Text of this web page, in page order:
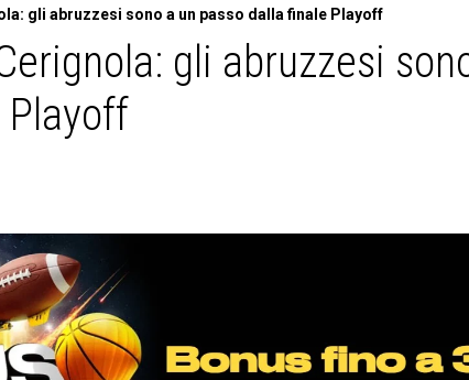
gli abruzzesi sono a un passo dalla finale Playoff
gli abruzzesi
Playoff